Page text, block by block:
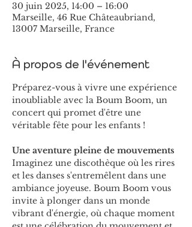
30 juin 2025, 14:00 – 16:00
Marseille, 46 Rue Châteaubriand,
13007 Marseille, France
À propos de l'événement
Préparez-vous à vivre une expérience
inoubliable avec la Boum Boom, un
concert qui promet d'être une
véritable fête pour les enfants !
Une aventure pleine de mouvements
Imaginez une discothèque où les rires
et les danses s'entremêlent dans une
ambiance joyeuse. Boum Boom vous
invite à plonger dans un monde
vibrant d'énergie, où chaque moment